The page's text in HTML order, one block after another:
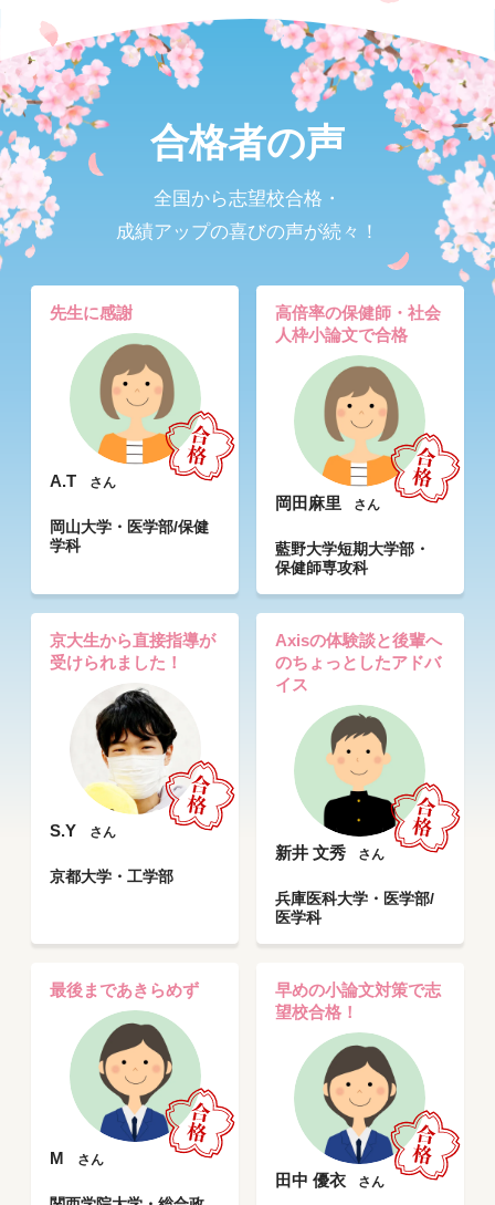
合格者の声
全国から志望校合格・
成績アップの喜びの声が続々！
先生に感謝
A.T さん
岡山大学・医学部/保健
学科
高倍率の保健師・社会
人枠小論文で合格
岡田麻里 さん
藍野大学短期大学部・
保健師専攻科
京大生から直接指導が
受けられました！
S.Y さん
京都大学・工学部
Axisの体験談と後輩へ
のちょっとしたアドバ
イス
新井 文秀 さん
兵庫医科大学・医学部/
医学科
最後まであきらめず
M さん
早めの小論文対策で志
望校合格！
田中 優衣 さん